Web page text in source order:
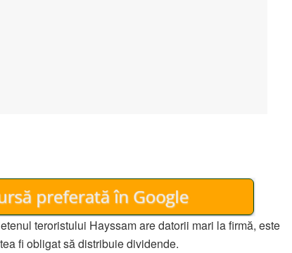
teroristului Hayssam are datorii mari la firmă, este
fi obligat să distribuie dividende.